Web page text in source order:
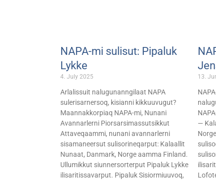
NAPA-mi sulisut: Pipaluk
Lykke
4. July 2025
Arlalissuit nalugunanngilaat NAPA
sulerisarnersoq, kisianni kikkuuvugut?
Maannakkorpiaq NAPA-mi, Nunani
Avannarlerni Piorsarsimassutsikkut
Attaveqaammi, nunani avannarlerni
sisamaneersut sulisorineqarput: Kalaallit
Nunaat, Danmark, Norge aamma Finland.
Ullumikkut siunnersorterput Pipaluk Lykke
ilisaritissavarput. Pipaluk Sisiormiuuvoq,
13.
—